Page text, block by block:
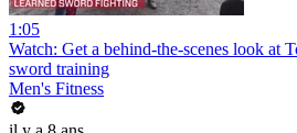
1:05
Watch: Get a behind-the-scenes look at
sword training
Men's Fitness